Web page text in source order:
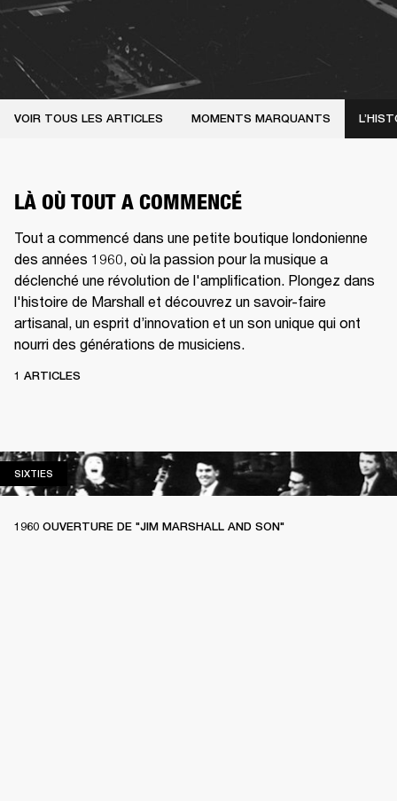
VOIR TOUS LES ARTICLES MOMENTS MARQUANTS
LÀ OÙ TOUT A COMMENCÉ
Tout a commencé dans une petite boutique londonienne
des années 1960, où la passion pour la musique a
déclenché une révolution de l'amplification. Plongez dans
l'histoire de Marshall et découvrez un savoir-faire
artisanal, un esprit d’innovation et un son unique qui ont
nourri des générations de musiciens.
1 ARTICLES
SIXTIES SIXTIES
1960 OUVERTURE DE "JIM MARSHALL AND SON"